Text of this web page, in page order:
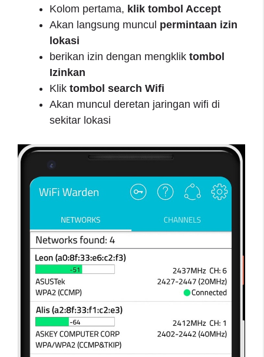
Kolom pertama, klik tombol Accept
Akan langsung muncul permintaan izin
lokasi
berikan izin dengan mengklik tombol
Izinkan
Klik tombol search Wifi
Akan muncul deretan jaringan wifi di
sekitar lokasi